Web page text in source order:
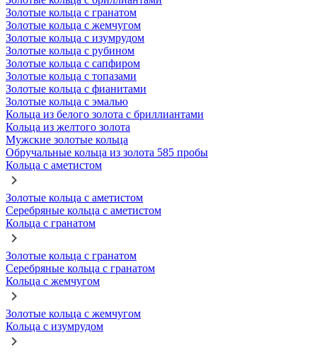
Золотые кольца с гранатом
Золотые кольца с жемчугом
Золотые кольца с изумрудом
Золотые кольца с рубином
Золотые кольца с сапфиром
Золотые кольца с топазами
Золотые кольца с фианитами
Золотые кольца с эмалью
Кольца из белого золота с бриллиантами
Кольца из желтого золота
Мужские золотые кольца
Обручальные кольца из золота 585 пробы
Кольца с аметистом
Золотые кольца с аметистом
Серебряные кольца с аметистом
Кольца с гранатом
Золотые кольца с гранатом
Серебряные кольца с гранатом
Кольца с жемчугом
Золотые кольца с жемчугом
Кольца с изумрудом